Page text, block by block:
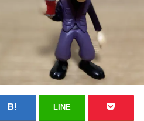
LINE